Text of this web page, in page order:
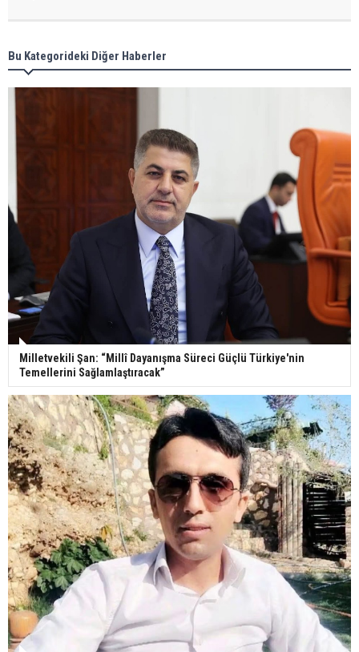
Bu Kategorideki Diğer Haberler
Milletvekili Şan: “Millî Dayanışma Süreci Güçlü Türkiye'nin
Temellerini Sağlamlaştıracak”